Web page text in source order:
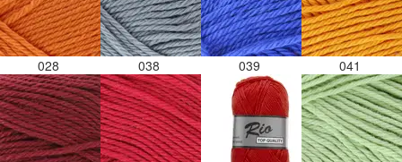
028 038 039 041